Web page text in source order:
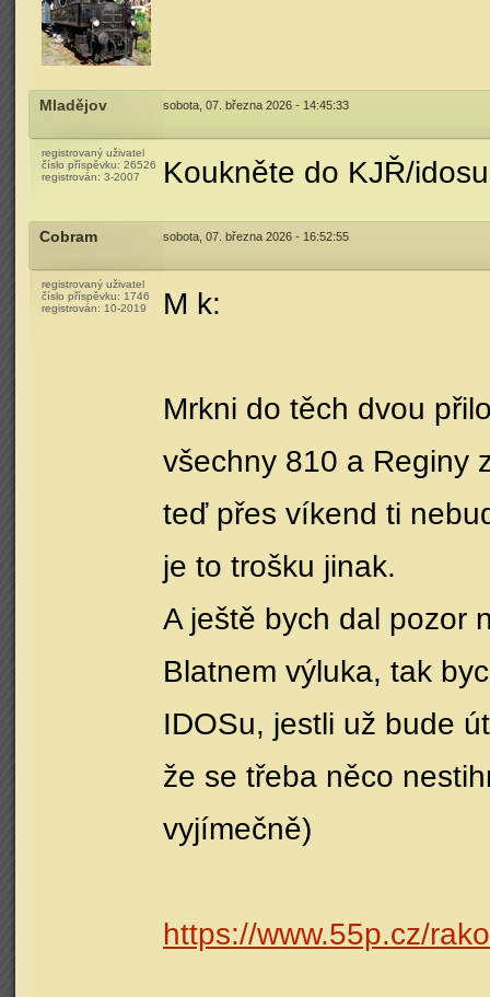
Mladějov sobota, 07. března 2026 - 14:45:33
registrovaný uživatel
číslo příspěvku: 26526
registrován: 3-2007 Koukněte do KJŘ/
Cobram sobota, 07. března 2026 - 16:52:55
registrovaný uživatel
číslo příspěvku: 1746
registrován: 10-2019 M k:
Mrkni do těch dvou
všechny 810 a Reginy
teď přes víkend ti
je to trošku jinak.
A ještě bych dal pozor
Blatnem výluka, tak
IDOSu, jestli už bude
že se třeba něco
vyjímečně)
https://www.55p.cz/